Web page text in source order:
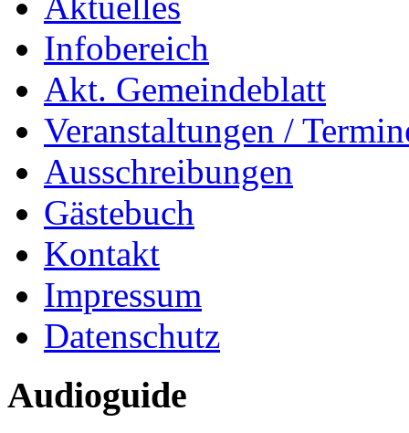
Infobereich
Akt. Gemeindeblatt
Veranstaltungen /
Ausschreibungen
Gästebuch
Kontakt
Impressum
Datenschutz
Audioguide